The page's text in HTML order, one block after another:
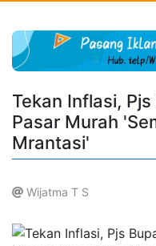
Tekan Inflasi,
Pasar Murah
Mrantasi'
Wijatma T S